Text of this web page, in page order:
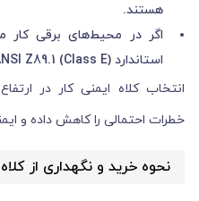
هستند.
اگر در محیط‌های برقی کار
استاندارد ANSI Z89.1 (Class E) استفاده کنید.
انتخاب کلاه ایمنی کار در
خطرات احتمالی را کاهش داده و
نحوه خرید و نگهداری از کلاه